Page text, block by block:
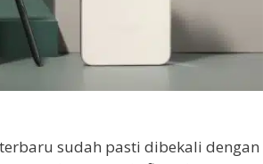
sudah pasti dibekali dengan